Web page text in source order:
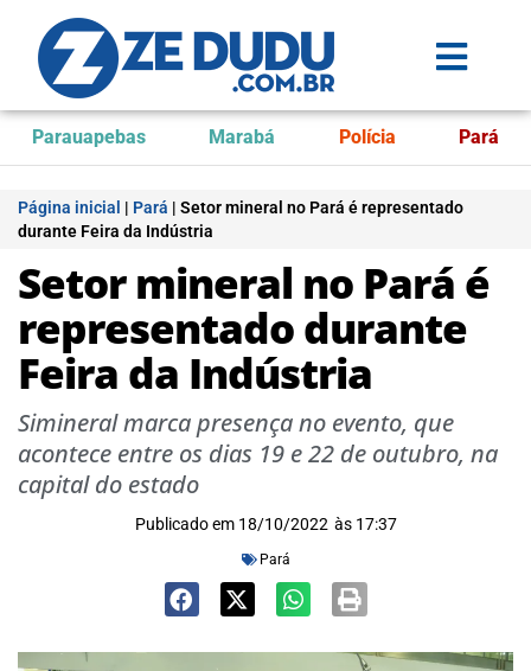
Parauapebas Marabá Polícia Pará
Página inicial | Pará | Setor mineral no Pará é representado
durante Feira da Indústria
Setor mineral no Pará é
representado durante
Feira da Indústria
Simineral marca presença no evento, que
acontece entre os dias 19 e 22 de outubro, na
capital do estado
Publicado em 18/10/2022 às 17:37
Pará